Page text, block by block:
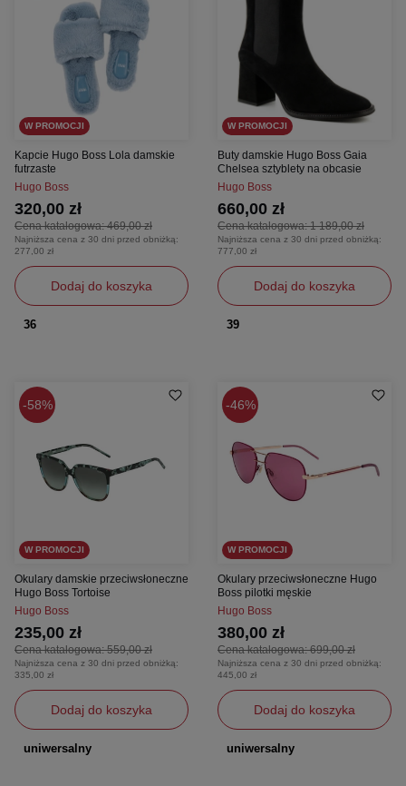
W PROMOCJI
Kapcie Hugo Boss Lola damskie
futrzaste
Hugo Boss
Cena katalogowa:469,00 zł
320,00 zł
Najniższa cena z 30 dni przed obniżką:
277,00 zł
Dodaj do koszyka
36
W PROMOCJI
Buty damskie Hugo Boss Gaia
Chelsea sztyblety na obcasie
Hugo Boss
Cena katalogowa:1 189,00 zł
660,00 zł
Najniższa cena z 30 dni przed obniżką:
777,00 zł
Dodaj do koszyka
39
58%
W PROMOCJI
Okulary damskie przeciwsłoneczne
Hugo Boss Tortoise
Hugo Boss
Cena katalogowa:559,00 zł
235,00 zł
Najniższa cena z 30 dni przed obniżką:
335,00 zł
Dodaj do koszyka
uniwersalny
46%
W PROMOCJI
Okulary przeciwsłoneczne Hugo
Boss pilotki męskie
Hugo Boss
Cena katalogowa:699,00 zł
380,00 zł
Najniższa cena z 30 dni przed obniżką:
445,00 zł
Dodaj do koszyka
uniwersalny